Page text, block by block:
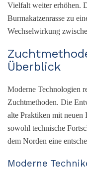
Vielfalt weiter erhöhen.
Burmakatzenrasse zu
Wechselwirkung
Überblick
Moderne Technologien
Zuchtmethoden. Die
alte Praktiken mit neuen
sowohl technische
dem Norden eine
Moderne